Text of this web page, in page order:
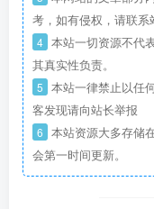
考，如有侵权，请联系
4 本站一切资源不代
其真实性负责。
5 本站一律禁止以任
客发现请向站长举报
6 本站资源大多存储
会第一时间更新。